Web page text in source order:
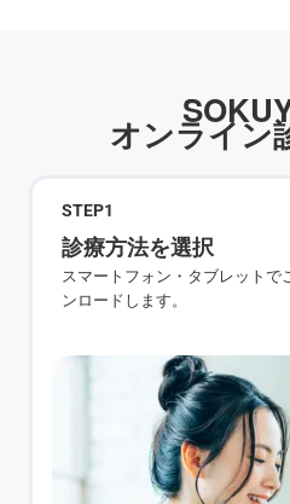
オンライン
STEP1
診療方法を選択
スマートフォン・タブレットで
ンロードします。